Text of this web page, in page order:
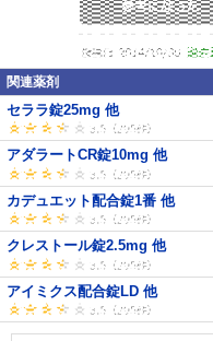
関連薬剤
セララ錠25mg 他
アダラートCR錠10mg 他
カデュエット配合錠1番 他
クレストール錠2.5mg 他
アイミクス配合錠LD 他